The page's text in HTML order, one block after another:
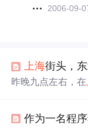
2006-09-
上海街头，
昨晚九点左右，在
顾客报警并引发
作为一名程序